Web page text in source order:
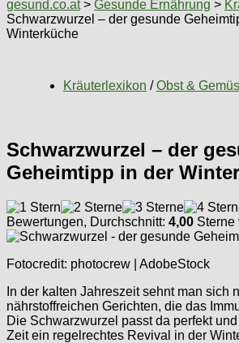
gesund.co.at> Gesunde Ernährung >
Schwarzwurzel – der gesunde
Winterküche
Kräuterlexikon / Obst &
Schwarzwurzel – der
Geheimtipp in der
Bewertungen, Durchschnitt: 4,00 Sterne
Fotocredit: photocrew | AdobeStock
In der kalten Jahreszeit sehnt man sich
nährstoffreichen Gerichten, die das
Die Schwarzwurzel passt da perfekt
Zeit ein regelrechtes Revival in der